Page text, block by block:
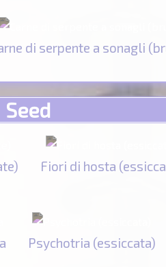
di serpente a sonagli
Seed
Fiori di hosta
Psychotria (essiccata)